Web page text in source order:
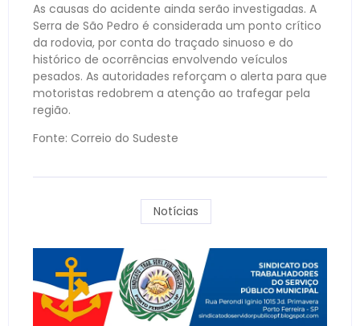
As causas do acidente ainda serão investigadas. A
Serra de São Pedro é considerada um ponto crítico
da rodovia, por conta do traçado sinuoso e do
histórico de ocorrências envolvendo veículos
pesados. As autoridades reforçam o alerta para que
motoristas redobrem a atenção ao trafegar pela
região.
Fonte: Correio do Sudeste
Notícias